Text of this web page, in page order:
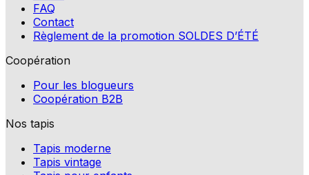
FAQ
Contact
Règlement de la promotion SOLDES D’ÉTÉ
Coopération
Pour les blogueurs
Coopération B2B
Nos tapis
Tapis moderne
Tapis vintage